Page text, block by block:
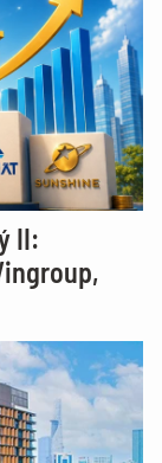
II: